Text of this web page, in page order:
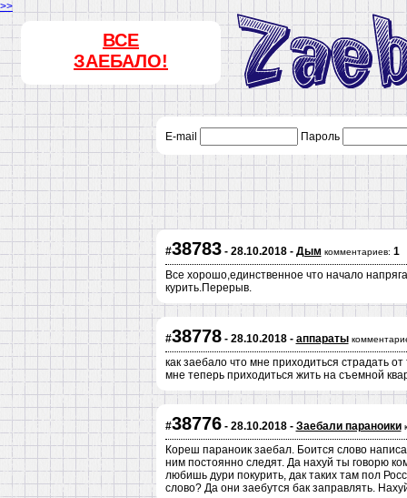
>>
ВСЕ
ЗАЕБАЛО!
E-mail Пароль
#38783- 28.10.2018 - Дым комментариев: 1
Все хорошо,единственное что начало
курить.Перерыв.
#38778- 28.10.2018 - аппараты
как заебало что мне приходиться страдать
мне теперь приходиться жить на съемной
#38776- 28.10.2018 - Заебали параноики
Кореш параноик заебал. Боится слово
ним постоянно следят. Да нахуй ты говорю
любишь дури покурить, дак таких там пол
слово? Да они заебутся бак заправлять.